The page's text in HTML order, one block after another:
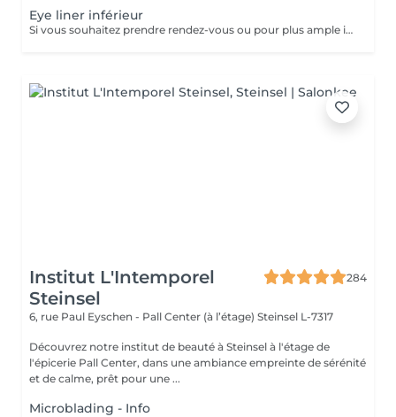
Eye liner inférieur
Si vous souhaitez prendre rendez-vous ou pour plus ample imformation, veuillez nous contacter directement en institut. Veuillez prendre en compte que le prix peut être adapter selon vos attentes. Merci !
Institut L'Intemporel
Steinsel
284
6, rue Paul Eyschen - Pall Center (à l’étage) Steinsel L-7317
Découvrez notre institut de beauté à Steinsel à l'étage de
l'épicerie Pall Center, dans une ambiance empreinte de sérénité
et de calme, prêt pour une ...
Microblading - Info